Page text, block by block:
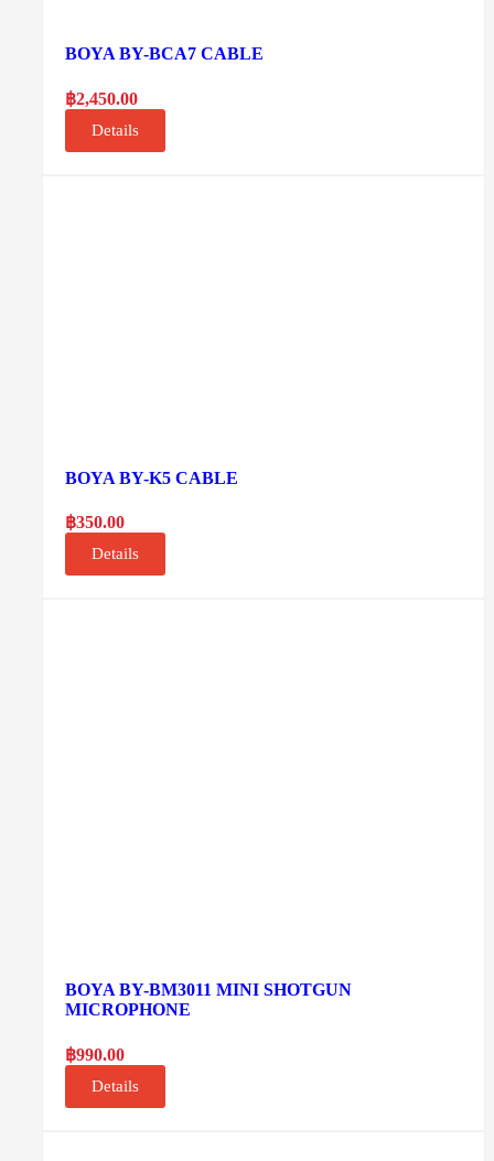
BOYA BY-BCA7 CABLE
฿2,450.00
Details
BOYA BY-K5 CABLE
฿350.00
Details
BOYA BY-BM3011 MINI SHOTGUN
MICROPHONE
฿990.00
Details